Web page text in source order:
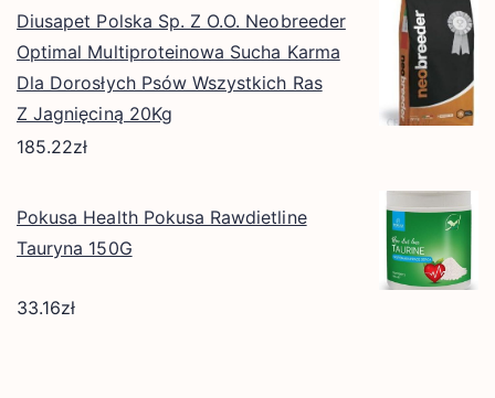
Diusapet Polska Sp. Z O.O. Neobreeder
Optimal Multiproteinowa Sucha Karma
Dla Dorosłych Psów Wszystkich Ras
Z Jagnięciną 20Kg
185.22zł
Pokusa Health Pokusa Rawdietline
Tauryna 150G
33.16zł